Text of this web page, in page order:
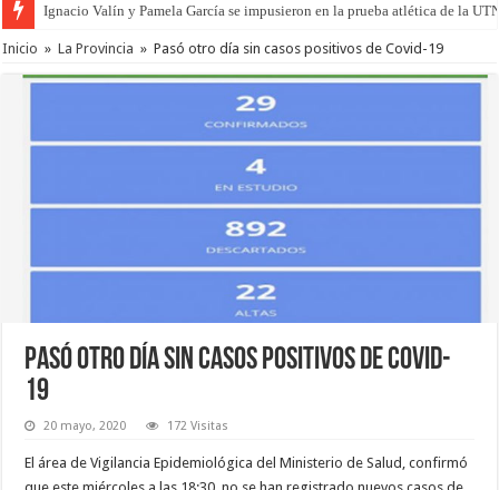
Ignacio Valín y Pamela García se impusieron en la prueba atlética de la
Inicio » La Provincia » Pasó otro día sin casos positivos de Covid-19
Pasó otro día sin casos positivos de Covid-
19
20 mayo, 2020 172 Visitas
El área de Vigilancia Epidemiológica del Ministerio de Salud, confirmó